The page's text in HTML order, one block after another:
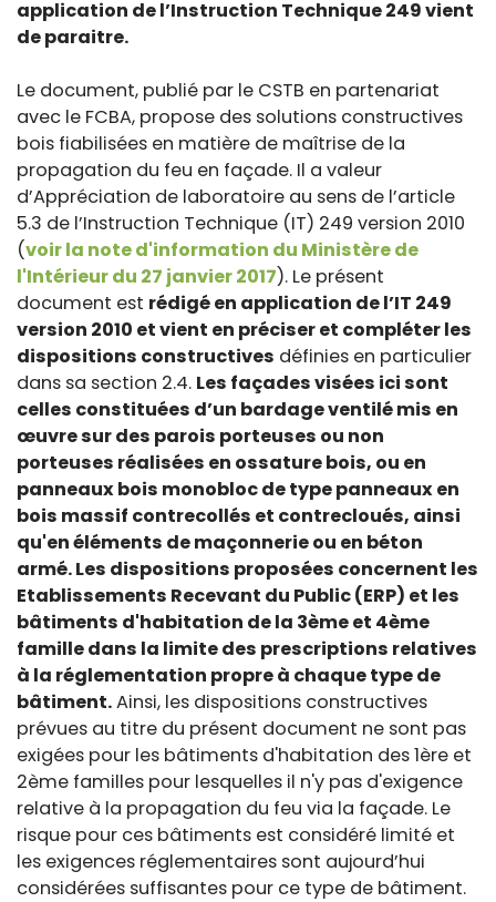
application de l’Instruction Technique 249 vient
de paraitre.
Le document, publié par le CSTB en partenariat
avec le FCBA, propose des solutions constructives
bois fiabilisées en matière de maîtrise de la
propagation du feu en façade. Il a valeur
d’Appréciation de laboratoire au sens de l’article
5.3 de l’Instruction Technique (IT) 249 version 2010
(voir la note d'information du Ministère de
l'Intérieur du 27 janvier 2017). Le présent
document est rédigé en application de l’IT 249
version 2010 et vient en préciser et compléter les
dispositions constructives définies en particulier
dans sa section 2.4. Les façades visées ici sont
celles constituées d’un bardage ventilé mis en
œuvre sur des parois porteuses ou non
porteuses réalisées en ossature bois, ou en
panneaux bois monobloc de type panneaux en
bois massif contrecollés et contrecloués, ainsi
qu'en éléments de maçonnerie ou en béton
armé. Les dispositions proposées concernent les
Etablissements Recevant du Public (ERP) et les
bâtiments d'habitation de la 3ème et 4ème
famille dans la limite des prescriptions relatives
à la réglementation propre à chaque type de
bâtiment.Ainsi, les dispositions constructives
prévues au titre du présent document ne sont pas
exigées pour les bâtiments d'habitation des 1ère et
2ème familles pour lesquelles il n'y pas d'exigence
relative à la propagation du feu via la façade. Le
risque pour ces bâtiments est considéré limité et
les exigences réglementaires sont aujourd’hui
considérées suffisantes pour ce type de bâtiment.